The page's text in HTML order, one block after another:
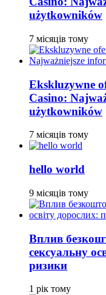
użytkowników
7 місяців тому
Ekskluzywne
Casino:
użytkowników
7 місяців тому
hello world
9 місяців тому
Вплив
сексуальну
ризики
1 рік тому